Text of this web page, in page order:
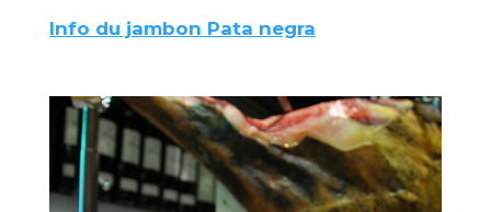
Info du jambon Pata negra